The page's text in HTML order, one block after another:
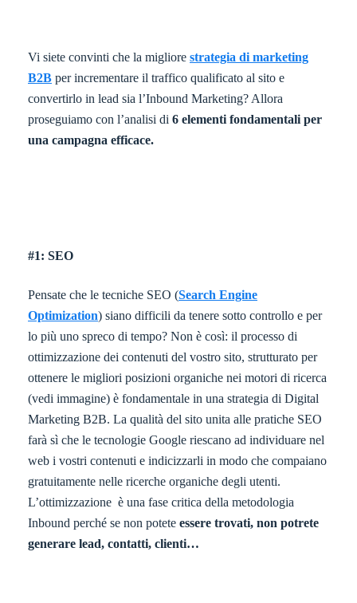
Vi siete convinti che la migliore strategia di marketing
B2B per incrementare il traffico qualificato al sito e
convertirlo in lead sia l’Inbound Marketing? Allora
proseguiamo con l’analisi di 6 elementi fondamentali per
una campagna efficace.
#1: SEO
Pensate che le tecniche SEO (Search Engine
Optimization) siano difficili da tenere sotto controllo e per
lo più uno spreco di tempo? Non è così: il processo di
ottimizzazione dei contenuti del vostro sito, strutturato per
ottenere le migliori posizioni organiche nei motori di ricerca
(vedi immagine) è fondamentale in una strategia di Digital
Marketing B2B. La qualità del sito unita alle pratiche SEO
farà sì che le tecnologie Google riescano ad individuare nel
web i vostri contenuti e indicizzarli in modo che compaiano
gratuitamente nelle ricerche organiche degli utenti.
L’ottimizzazione è una fase critica della metodologia
Inbound perché se non potete essere trovati, non potrete
generare lead, contatti, clienti…